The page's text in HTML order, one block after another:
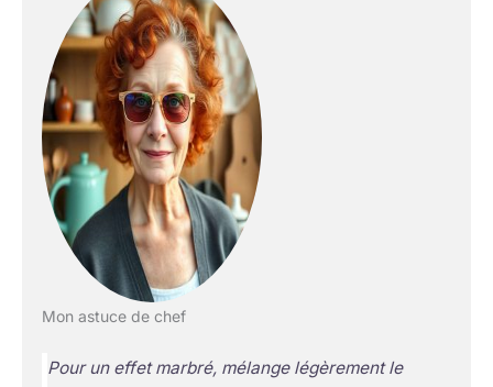
Mon astuce de chef
Pour un effet marbré, mélange légèrement le